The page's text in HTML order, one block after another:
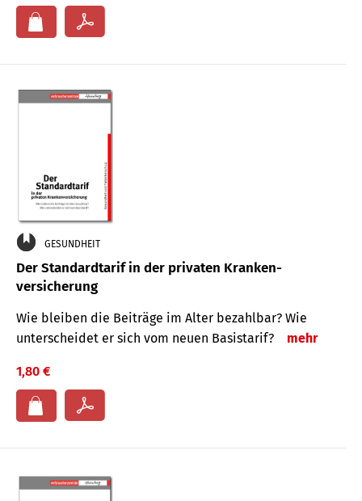
GESUNDHEIT
Der Standard­tarif in der privaten Kranken­
versicherung
Wie bleiben die Beiträge im Alter bezahlbar? Wie
unterscheidet er sich vom neuen Basistarif?
mehr
1,80 €